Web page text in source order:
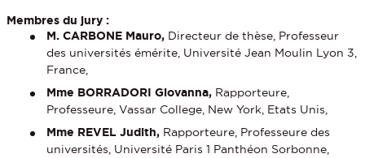
Membres du jury :
M. CARBONE Mauro, Directeur de thèse, Professeur
des universités émérite, Université Jean Moulin Lyon 3,
France,
Mme BORRADORI Giovanna, Rapporteure,
Professeure, Vassar College, New York, Etats Unis,
Mme REVEL Judith, Rapporteure, Professeure des
universités, Université Paris 1 Panthéon Sorbonne,